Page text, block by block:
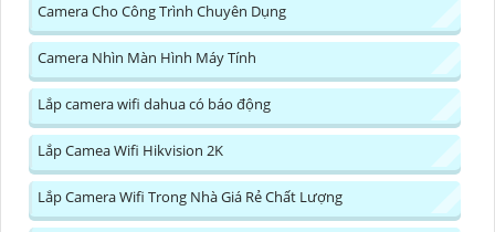
Camera Cho Công Trình Chuyên Dụng
Camera Nhìn Màn Hình Máy Tính
Lắp camera wifi dahua có báo động
Lắp Camea Wifi Hikvision 2K
Lắp Camera Wifi Trong Nhà Giá Rẻ Chất Lượng